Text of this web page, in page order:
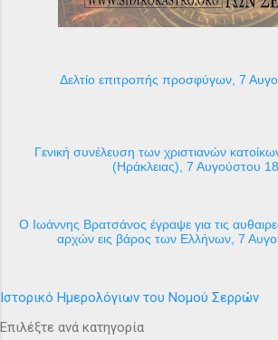
Δελτίο επιτροπής προσφύγων, 7
Γενική συνέλευση των χριστιανών
(Ηράκλειας), 7 Αυγούστου
Ο Ιωάννης Βρατσάνος έγραψε για τις
αρχών εις βάρος των Ελλήνων, 7
Ιστορικό Ημερολόγιων του Νομού Σερρών
Επιλέξτε ανά κατηγορία